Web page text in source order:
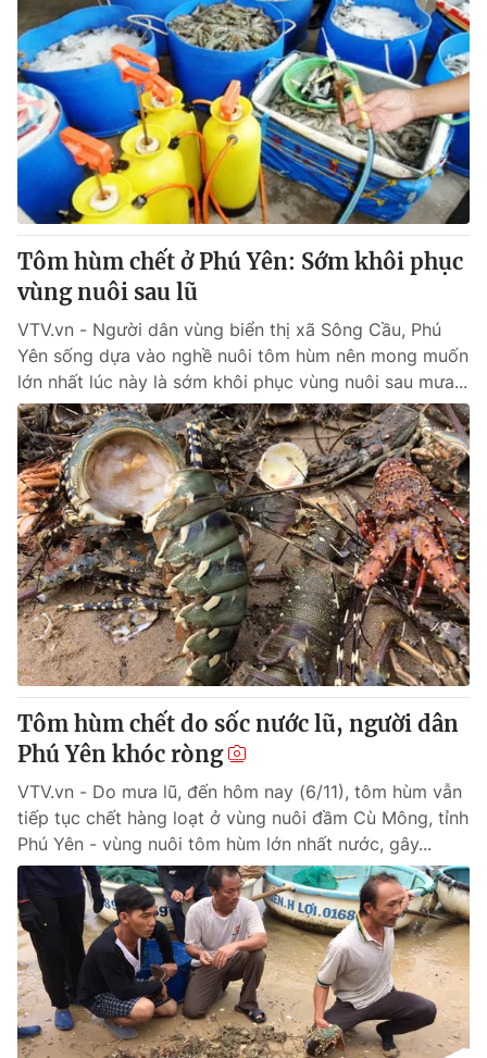
Tôm hùm chết ở Phú Yên: Sớm khôi phục
vùng nuôi sau lũ
VTV.vn - Người dân vùng biển thị xã Sông Cầu, Phú
Yên sống dựa vào nghề nuôi tôm hùm nên mong muốn
lớn nhất lúc này là sớm khôi phục vùng nuôi sau mưa...
Tôm hùm chết do sốc nước lũ, người dân
Phú Yên khóc ròng
VTV.vn - Do mưa lũ, đến hôm nay (6/11), tôm hùm vẫn
tiếp tục chết hàng loạt ở vùng nuôi đầm Cù Mông, tỉnh
Phú Yên - vùng nuôi tôm hùm lớn nhất nước, gây...